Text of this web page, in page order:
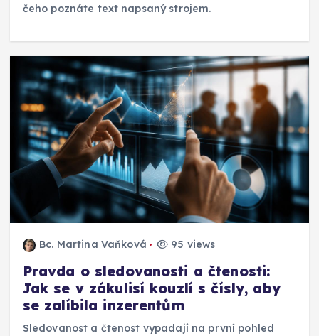
čeho poznáte text napsaný strojem.
Bc. Martina Vaňková 95 views
Pravda o sledovanosti a čtenosti:
Jak se v zákulisí kouzlí s čísly, aby
se zalíbila inzerentům
Sledovanost a čtenost vypadají na první pohled